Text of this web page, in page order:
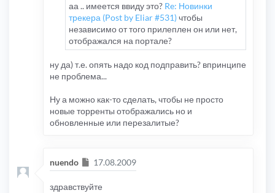
аа .. имеется ввиду это? Re: Новинки
трекера (Post by Eliar #531)чтобы
независимо от того прилеплен он или нет,
отображался на портале?
ну да) т.е. опять надо код подправить? впринципе
не проблема...
Ну а можно как-то сделать, чтобы не просто
новые торренты отображались но и
обновленные или перезалитые?
nuendo Сообщение
17.08.2009
здравствуйте